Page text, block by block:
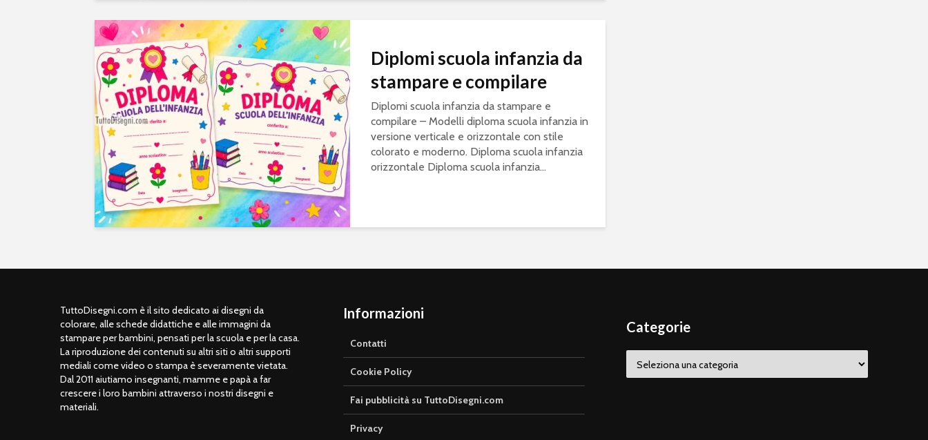
Diplomi scuola infanzia da
stampare e compilare
Diplomi scuola infanzia da stampare e
compilare – Modelli diploma scuola infanzia in
versione verticale e orizzontale con stile
colorato e moderno. Diploma scuola infanzia
orizzontale Diploma scuola infanzia...
TuttoDisegni.com è il sito dedicato ai disegni da
colorare, alle schede didattiche e alle immagini da
stampare per bambini, pensati per la scuola e per la casa.
La riproduzione dei contenuti su altri siti o altri supporti
mediali come video o stampa è severamente vietata.
Dal 2011 aiutiamo insegnanti, mamme e papà a far
crescere i loro bambini attraverso i nostri disegni e
materiali.
Informazioni
Contatti
Cookie Policy
Fai pubblicità su TuttoDisegni.com
Privacy
Categorie